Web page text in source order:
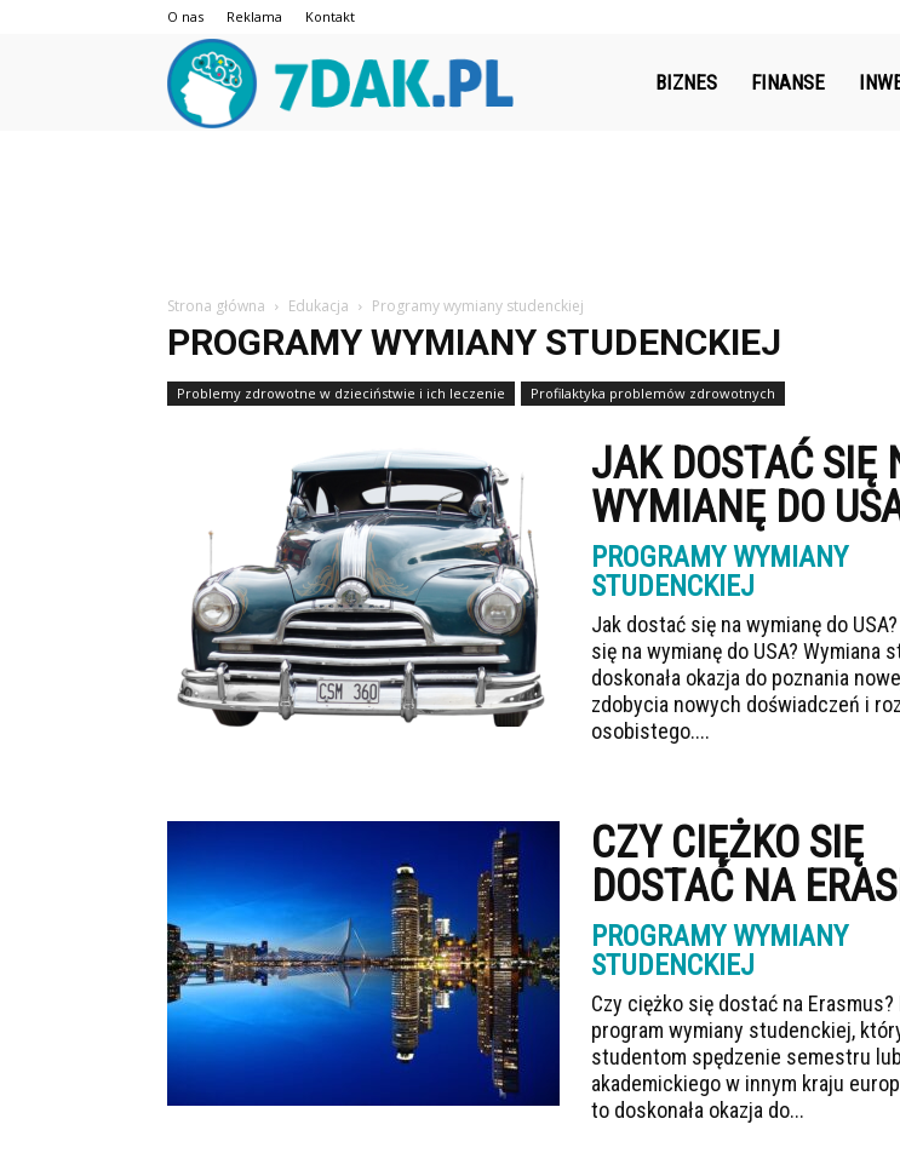
O nas Reklama Kontakt
BIZNES FINANSE
Strona główna Edukacja Programy wymiany studenckiej
PROGRAMY WYMIANY STUDENCKIEJ
Problemy zdrowotne w dzieciństwie i ich leczenie
Profilaktyka problemów zdrowotnych
JAK DOSTAĆ SIĘ
WYMIANĘ DO
PROGRAMY WYMIANY
STUDENCKIEJ
Jak dostać się na wymianę do
się na wymianę do USA? Wymiana
doskonała okazja do poznania
zdobycia nowych doświadczeń i
osobistego....
CZY CIĘŻKO SIĘ
DOSTAĆ NA
PROGRAMY WYMIANY
STUDENCKIEJ
Czy ciężko się dostać na
program wymiany studenckiej,
studentom spędzenie semestru
akademickiego w innym kraju
to doskonała okazja do...